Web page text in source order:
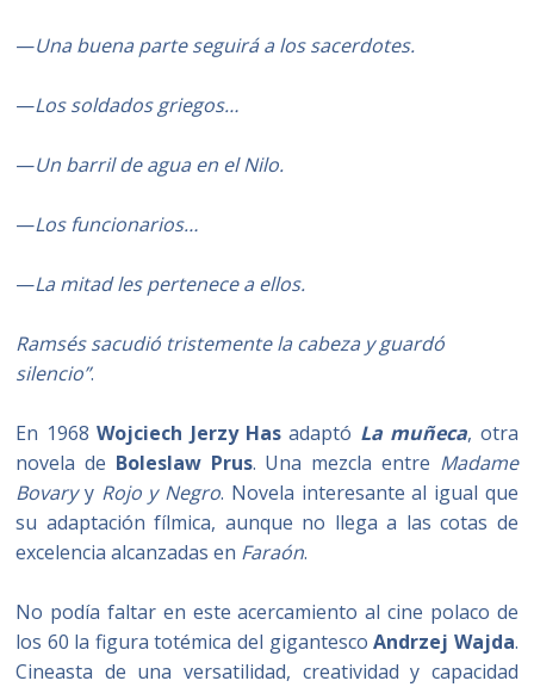
—Una buena parte seguirá a los sacerdotes.
—Los soldados griegos…
—Un barril de agua en el Nilo.
—Los funcionarios…
—La mitad les pertenece a ellos.
Ramsés sacudió tristemente la cabeza y guardó
silencio”.
En 1968Wojciech Jerzy Hasadaptó La muñeca, otra
novela de Boleslaw Prus. Una mezcla entre Madame
Bovaryy Rojo y Negro. Novela interesante al igual que
su adaptación fílmica, aunque no llega a las cotas de
excelencia alcanzadas en Faraón.
No podía faltar en este acercamiento al cine polaco de
los 60 la figura totémica del gigantescoAndrzej Wajda.
Cineasta de una versatilidad, creatividad y capacidad